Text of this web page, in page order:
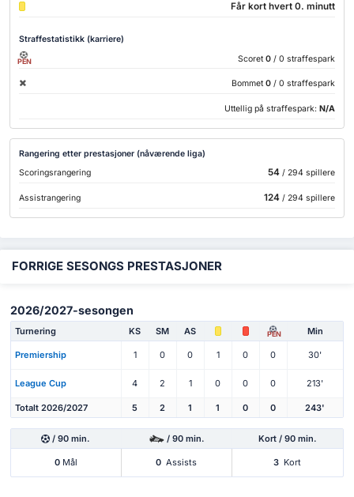
Får kort hvert 0. minutt
Straffestatistikk (karriere)
PEN Scoret 0 / 0 straffespark
Bommet 0 / 0 straffespark
Uttellig på straffespark: N/A
Rangering etter prestasjoner (nåværende liga)
Scoringsrangering
54/ 294 spillere
Assistrangering 124/ 294 spillere
FORRIGE SESONGS PRESTASJONER
2026/2027-sesongen
Turnering KS SM AS PEN Min
Premiership 1 0 0 1 0 0 30'
League Cup 4 2 1 0 0 0 213'
Totalt 2026/2027 5 2 1 1 0 0 243'
/ 90 min. / 90 min. Kort / 90 min.
0Mål 0 Assists 3 Kort